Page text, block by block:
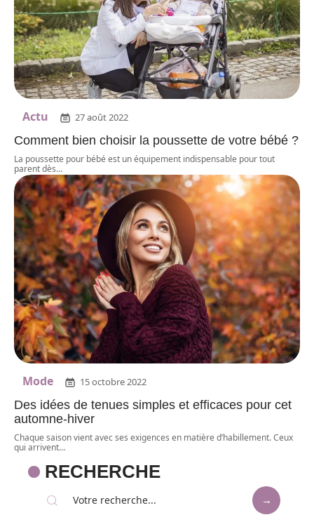
Actu 27 août 2022
Comment bien choisir la poussette de votre bébé ?
La poussette pour bébé est un équipement indispensable pour tout
parent dès…
Mode 15 octobre 2022
Des idées de tenues simples et efficaces pour cet
automne-hiver
Chaque saison vient avec ses exigences en matière d’habillement. Ceux
qui arrivent…
RECHERCHE